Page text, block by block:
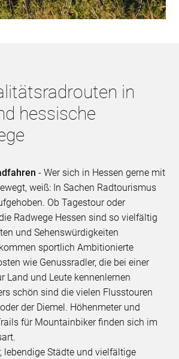
in
hessische
- Wer sich in Hessen gerne mit
weiß: In Sachen Radtourismus
Ob Tagestour oder
Radwege Hessen sind so vielfältig
und Sehenswürdigkeiten
sportlich Ambitionierte
wie Genussradler, die bei einer
Land und Leute kennenlernen
schön sind die vielen Flusstouren
der Diemel. Höhenmeter und
für Mountainbiker finden sich im
lebendige Städte und vielfältige